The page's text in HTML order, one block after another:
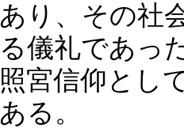
あり、その社
る儀礼であっ
照宮信仰とし
ある。